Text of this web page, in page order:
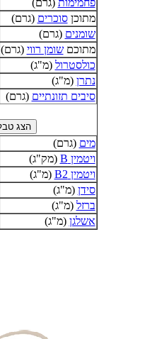
פחמימות (גרם)
מתוכןסוכרים (גרם)
שומנים (גרם)
מתוכםשומן רווי (גרם)
כולסטרול (מ"ג)
נתרן (מ"ג)
סיבים תזונתיים (גרם)
מים (גרם)
ויטמין B
(מק"ג)
ויטמין B2
(מ"ג)
סידן (מ"ג)
ברזל (מ"ג)
אשלגן (מ"ג)